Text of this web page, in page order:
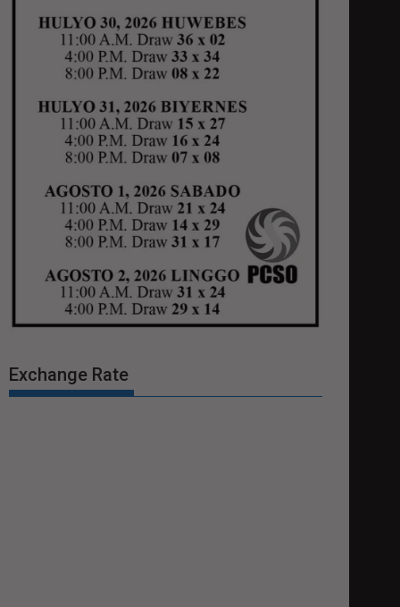
Exchange Rate